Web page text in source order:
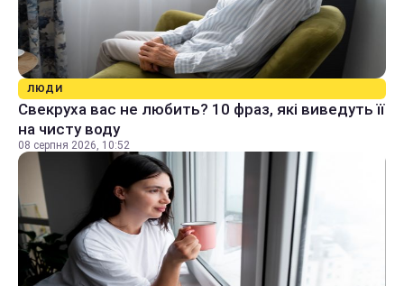
ЛЮДИ
Свекруха вас не любить? 10 фраз, які виведуть її
на чисту воду
08 серпня 2026, 10:52